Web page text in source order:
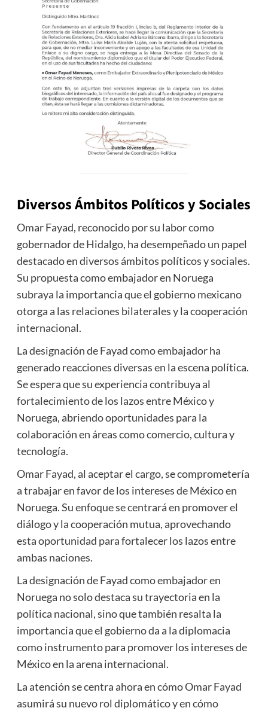
Diversos Ámbitos Políticos y Sociales
Omar Fayad, reconocido por su labor como
gobernador de Hidalgo, ha desempeñado un papel
destacado en diversos ámbitos políticos y sociales.
Su propuesta como embajador en Noruega
subraya la importancia que el gobierno mexicano
otorga a las relaciones bilaterales y la cooperación
internacional.
La designación de Fayad como embajador ha
generado reacciones diversas en la escena política.
Se espera que su experiencia contribuya al
fortalecimiento de los lazos entre México y
Noruega, abriendo oportunidades para la
colaboración en áreas como comercio, cultura y
tecnología.
Omar Fayad, al aceptar el cargo, se comprometería
a trabajar en favor de los intereses de México en
Noruega. Su enfoque se centrará en promover el
diálogo y la cooperación mutua, aprovechando
esta oportunidad para fortalecer los lazos entre
ambas naciones.
La designación de Fayad como embajador en
Noruega no solo destaca su trayectoria en la
política nacional, sino que también resalta la
importancia que el gobierno da a la diplomacia
como instrumento para promover los intereses de
México en la arena internacional.
La atención se centra ahora en cómo Omar Fayad
asumirá su nuevo rol diplomático y en cómo